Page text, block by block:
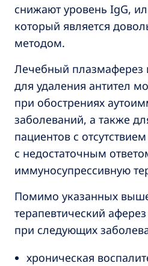
снижают уровень IgG,
который является
методом.
Лечебный плазмаферез
для удаления антител
при обострениях
заболеваний, а также
пациентов с
с недостаточным
иммуносупрессивную
Помимо указанных
терапевтический
при следующих
хроническая